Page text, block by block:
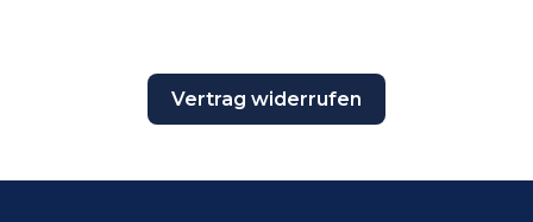
Vertrag widerrufen